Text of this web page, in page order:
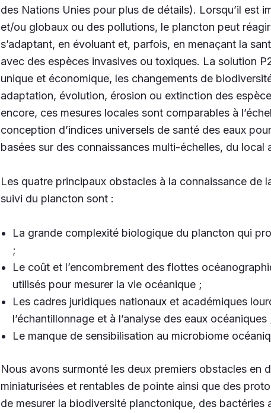
des Nations Unies pour plus de détails). Lorsqu’il est
et/ou globaux ou des pollutions, le plancton peut
s’adaptant, en évoluant et, parfois, en menaçant la
avec des espèces invasives ou toxiques. La solution
unique et économique, les changements de
adaptation, évolution, érosion ou extinction des
encore, ces mesures locales sont comparables à
conception d’indices universels de santé des eaux
basées sur des connaissances multi-échelles, du local
Les quatre principaux obstacles à la connaissance de
suivi du plancton sont :
La grande complexité biologique du plancton qui
;
Le coût et l’encombrement des flottes
utilisés pour mesurer la vie océanique ;
Les cadres juridiques nationaux et académiques
l’échantillonnage et à l’analyse des eaux océaniques
Le manque de sensibilisation au microbiome
Nous avons surmonté les deux premiers obstacles en
miniaturisées et rentables de pointe ainsi que des
de mesurer la biodiversité planctonique, des bactéries